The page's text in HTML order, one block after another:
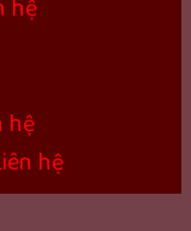
hệ
hệ
hệ